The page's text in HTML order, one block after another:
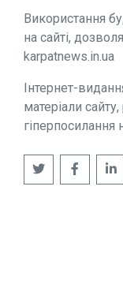
Використання
на сайті,
karpatnews.in.ua
Інтернет-
матеріали
гіперпосилання